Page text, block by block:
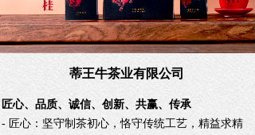
蒂王牛茶业有限公司
匠心、品质、诚信、创新、共赢、传承
- 匠心：坚守制茶初心，恪守传统工艺，精益求精